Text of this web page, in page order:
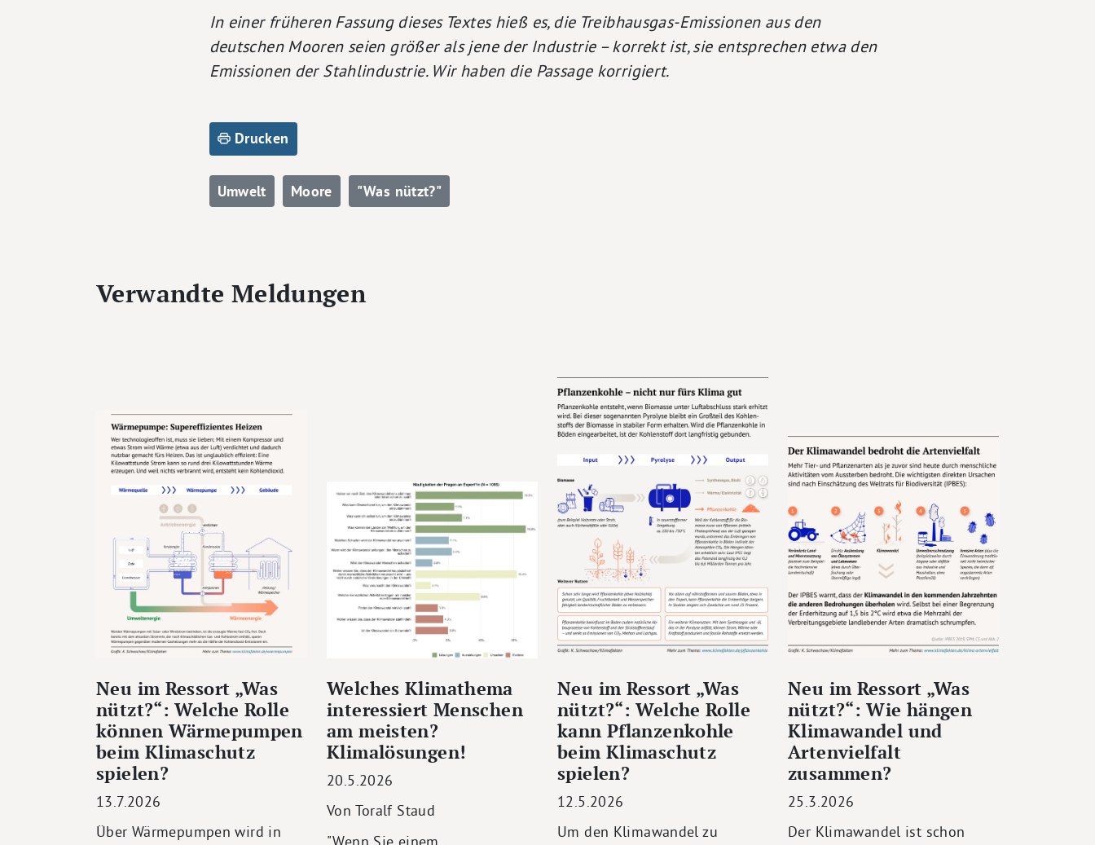
In einer früheren Fassung dieses Textes hieß es, die Treibhausgas-Emissionen aus den
deutschen Mooren seien größer als jene der Industrie – korrekt ist, sie entsprechen etwa den
Emissionen der Stahlindustrie. Wir haben die Passage korrigiert.
Drucken
Umwelt Moore "Was nützt?"
Verwandte Meldungen
Neu im Ressort „Was
nützt?“: Welche Rolle
können Wärmepumpen
beim Klimaschutz
spielen?
13.7.2026
Über Wärmepumpen wird in
Welches Klimathema
interessiert Menschen
am meisten?
Klimalösungen!
20.5.2026
Von Toralf Staud
"Wenn Sie einem
Neu im Ressort „Was
nützt?“: Welche Rolle
kann Pflanzenkohle
beim Klimaschutz
spielen?
12.5.2026
Um den Klimawandel zu
Neu im Ressort „Was
nützt?“: Wie hängen
Klimawandel und
Artenvielfalt
zusammen?
25.3.2026
Der Klimawandel ist schon